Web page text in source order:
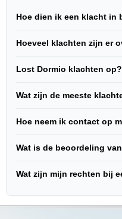
Hoe dien ik een klacht in
Hoeveel klachten zijn er
Lost Dormio klachten op?
Wat zijn de meeste
Hoe neem ik contact op
Wat is de beoordeling
Wat zijn mijn rechten bij